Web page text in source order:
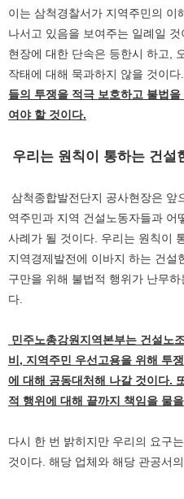
이는 삼척경찰서가 지역주민의 이
나서고 있음을 보여주는 일례일
현장에 대한 단속은 등한시 하고,
작태에 대해 묵과하지 않을 것이다.
들의 투쟁을 적극 보호하고 불법
여야 할 것이다.
우리는 원칙이 통하는 건설
삼척종합발전단지 공사현장은 앞
역주민과 지역 건설노동자들과 어
사례가 될 것이다. 우리는 원칙이
지역경제발전에 이바지 하는 건설
구만을 위해 불법적 행위가 난무
다.
민주노총강원지역본부는 건설노
비, 지역주민 우선고용을 위해 투
에 대해 공동대처해 나갈 것이다.
적 행위에 대해 끝까지 책임을 물
다시 한 번 밝히지만 우리의 요구
것이다. 해당 업체와 해당 관공서